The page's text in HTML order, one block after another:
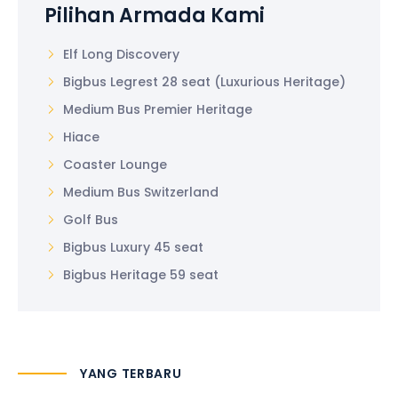
Pilihan Armada Kami
Elf Long Discovery
Bigbus Legrest 28 seat (Luxurious Heritage)
Medium Bus Premier Heritage
Hiace
Coaster Lounge
Medium Bus Switzerland
Golf Bus
Bigbus Luxury 45 seat
Bigbus Heritage 59 seat
YANG TERBARU